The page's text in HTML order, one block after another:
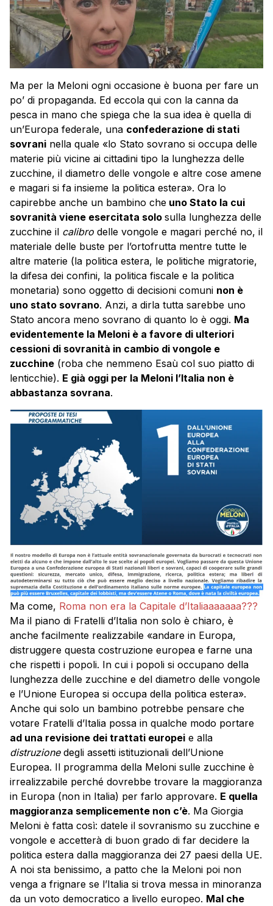
Ma per la Meloni ogni occasione è buona per fare un
po’ di propaganda. Ed eccola qui con la canna da
pesca in mano che spiega che la sua idea è quella di
un’Europa federale, una confederazione di stati
sovrani nella quale «lo Stato sovrano si occupa delle
materie più vicine ai cittadini tipo la lunghezza delle
zucchine, il diametro delle vongole e altre cose amene
e magari si fa insieme la politica estera». Ora lo
capirebbe anche un bambino che uno Stato la cui
sovranità viene esercitata solo sulla lunghezza delle
zucchine il calibro delle vongole e magari perché no, il
materiale delle buste per l’ortofrutta mentre tutte le
altre materie (la politica estera, le politiche migratorie,
la difesa dei confini, la politica fiscale e la politica
monetaria) sono oggetto di decisioni comuni non è
uno stato sovrano. Anzi, a dirla tutta sarebbe uno
Stato ancora meno sovrano di quanto lo è oggi. Ma
evidentemente la Meloni è a favore di ulteriori
cessioni di sovranità in cambio di vongole e
zucchine (roba che nemmeno Esaù col suo piatto di
lenticchie). E già oggi per la Meloni l’Italia non è
abbastanza sovrana.
Ma come, Roma non era la Capitale d’Italiaaaaaaa???
Ma il piano di Fratelli d’Italia non solo è chiaro, è
anche facilmente realizzabile «andare in Europa,
distruggere questa costruzione europea e farne una
che rispetti i popoli. In cui i popoli si occupano della
lunghezza delle zucchine e del diametro delle vongole
e l’Unione Europea si occupa della politica estera».
Anche qui solo un bambino potrebbe pensare che
votare Fratelli d’Italia possa in qualche modo portare
ad una revisione dei trattati europei e alla
distruzionedegli assetti istituzionali dell’Unione
Europea. Il programma della Meloni sulle zucchine è
irrealizzabile perché dovrebbe trovare la maggioranza
in Europa (non in Italia) per farlo approvare. E quella
maggioranza semplicemente non c’è. Ma Giorgia
Meloni è fatta così: datele il sovranismo su zucchine e
vongole e accetterà di buon grado di far decidere la
politica estera dalla maggioranza dei 27 paesi della UE.
A noi sta benissimo, a patto che la Meloni poi non
venga a frignare se l’Italia si trova messa in minoranza
da un voto democratico a livello europeo. Mal che